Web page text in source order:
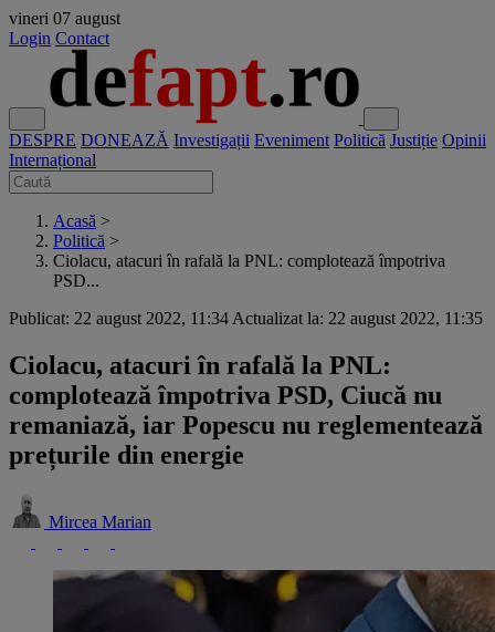
vineri 07 august
Login Contact
DESPRE DONEAZĂ Investigații Eveniment Politică Justiție Opinii
Internațional
Acasă >
Politică >
Ciolacu, atacuri în rafală la PNL: complotează împotriva
PSD...
Publicat: 22 august 2022, 11:34 Actualizat la: 22 august 2022, 11:35
Ciolacu, atacuri în rafală la PNL:
complotează împotriva PSD, Ciucă nu
remaniază, iar Popescu nu reglementează
prețurile din energie
Mircea Marian